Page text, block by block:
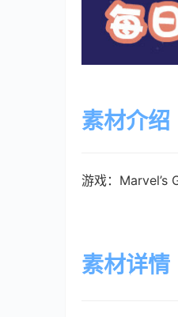
素材介绍
游戏：Marvel’s
素材详情